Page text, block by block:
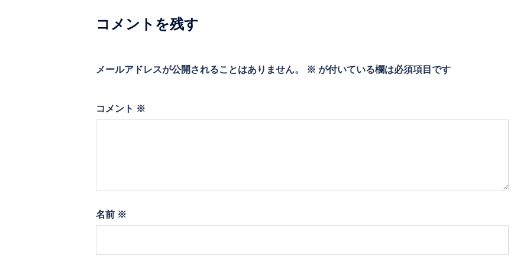
コメントを残す
メールアドレスが公開されることはありません。 ※ が付いている欄は必須項目です
コメント ※
名前 ※